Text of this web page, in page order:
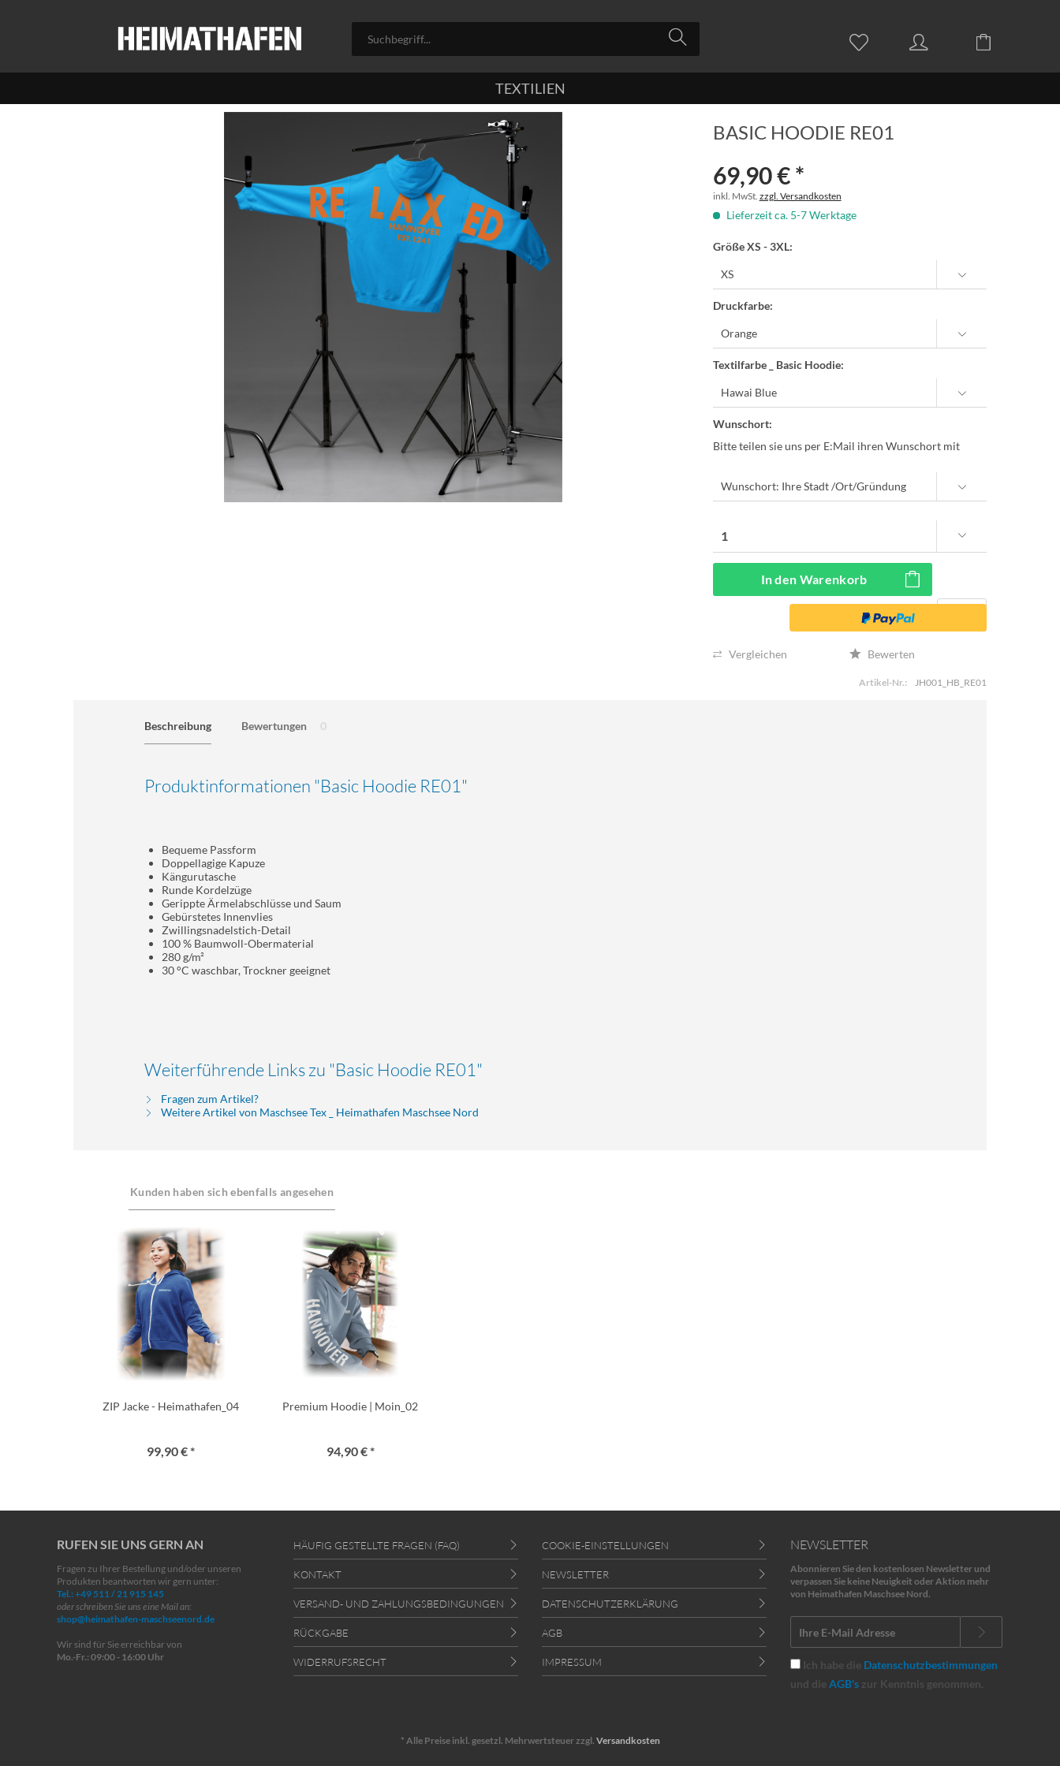
TEXTILIEN
BASIC HOODIE RE01
69,90 € *
inkl. MwSt. zzgl. Versandkosten
Lieferzeit ca. 5-7 Werktage
Größe XS - 3XL:
Druckfarbe:
Textilfarbe _ Basic Hoodie:
Wunschort:
Bitte teilen sie uns per E:Mail ihren Wunschort mit
In den Warenkorb
Vergleichen Bewerten
Artikel-Nr.: JH001_HB_RE01
Beschreibung Bewertungen 0
Produktinformationen "Basic Hoodie RE01"
Bequeme Passform
Doppellagige Kapuze
Kängurutasche
Runde Kordelzüge
Gerippte Ärmelabschlüsse und Saum
Gebürstetes Innenvlies
Zwillingsnadelstich-Detail
100 % Baumwoll-Obermaterial
280 g/m²
30 °C waschbar, Trockner geeignet
Weiterführende Links zu "Basic Hoodie RE01"
Fragen zum Artikel?
Weitere Artikel von Maschsee Tex _ Heimathafen Maschsee Nord
Kunden haben sich ebenfalls angesehen
ZIP Jacke - Heimathafen_04
99,90 € *
Premium Hoodie | Moin_02
94,90 € *
RUFEN SIE UNS GERN AN
Fragen zu Ihrer Bestellung und/oder unseren
Produkten beantworten wir gern unter:
Tel.: +49 511 / 21 915 145
oder schreiben Sie uns eine Mail an:
shop@heimathafen-maschseenord.de
Wir sind für Sie erreichbar von
Mo.-Fr.: 09:00 - 16:00 Uhr
HÄUFIG GESTELLTE FRAGEN (FAQ)
KONTAKT
VERSAND- UND ZAHLUNGSBEDINGUNGEN
RÜCKGABE
WIDERRUFSRECHT
COOKIE-EINSTELLUNGEN
NEWSLETTER
DATENSCHUTZERKLÄRUNG
AGB
IMPRESSUM
NEWSLETTER
Abonnieren Sie den kostenlosen Newsletter und
verpassen Sie keine Neuigkeit oder Aktion mehr
von Heimathafen Maschsee Nord.
Ich habe die Datenschutzbestimmungen
und dieAGB's zur Kenntnis genommen.
* Alle Preise inkl. gesetzl. Mehrwertsteuer zzgl. Versandkosten